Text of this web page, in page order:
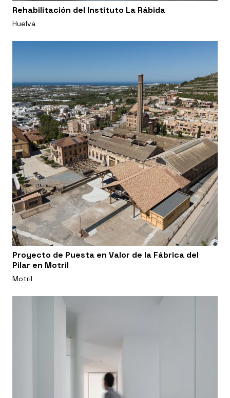
Rehabilitación del Instituto La Rábida
Huelva
Proyecto de Puesta en Valor de la Fábrica del
Pilar en Motril
Motril